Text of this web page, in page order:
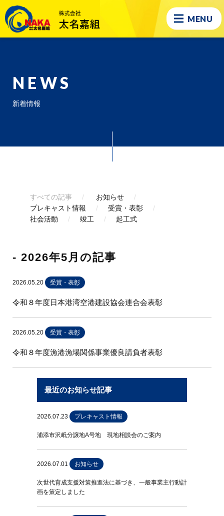
MENU
NEWS
新着情報
すべての記事
お知らせ
プレキャスト情報
受賞・表彰
社会活動
竣工 起工式
- 2026年5月の記事
2026.05.20 受賞・表彰
令和８年度日本港湾空港建設協会連合会表彰
2026.05.20 受賞・表彰
令和８年度漁港漁場関係事業優良請負者表彰
最近のお知らせ記事
2026.07.23 プレキャスト情報
浦添市沢岻分譲地A号地 現地相談会のご案内
2026.07.01 お知らせ
次世代育成支援対策推進法に基づき、一般事業主行動計
画を策定しました